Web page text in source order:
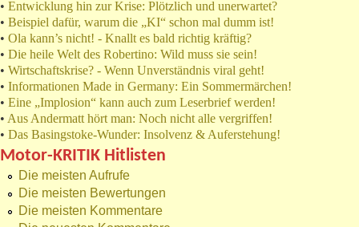
• Entwicklung hin zur Krise: Plötzlich und unerwartet?
• Beispiel dafür, warum die „KI“ schon mal dumm ist!
• Ola kann’s nicht! - Knallt es bald richtig kräftig?
• Die heile Welt des Robertino: Wild muss sie sein!
• Wirtschaftskrise? - Wenn Unverständnis viral geht!
• Informationen Made in Germany: Ein Sommermärchen!
• Eine „Implosion“ kann auch zum Leserbrief werden!
• Aus Andermatt hört man: Noch nicht alle vergriffen!
• Das Basingstoke-Wunder: Insolvenz & Auferstehung!
Motor-KRITIK Hitlisten
Die meisten Aufrufe
Die meisten Bewertungen
Die meisten Kommentare